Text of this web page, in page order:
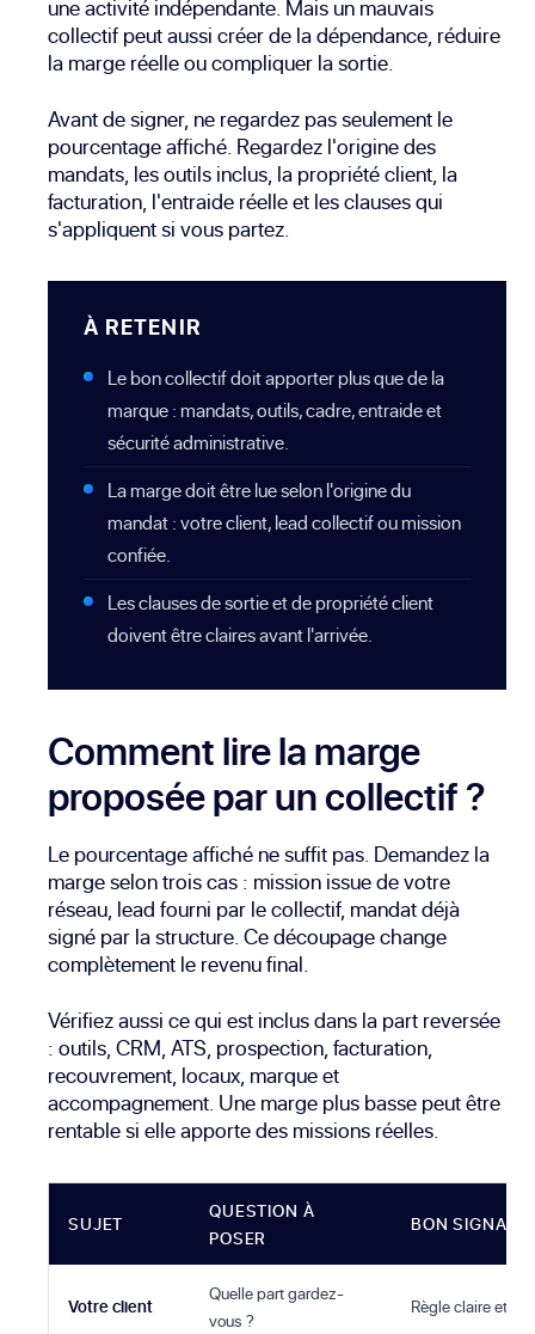
une activité indépendante. Mais un mauvais
collectif peut aussi créer de la dépendance, réduire
la marge réelle ou compliquer la sortie.
Avant de signer, ne regardez pas seulement le
pourcentage affiché. Regardez l'origine des
mandats, les outils inclus, la propriété client, la
facturation, l'entraide réelle et les clauses qui
s'appliquent si vous partez.
À RETENIR
Le bon collectif doit apporter plus que de la
marque : mandats, outils, cadre, entraide et
sécurité administrative.
La marge doit être lue selon l'origine du
mandat : votre client, lead collectif ou mission
confiée.
Les clauses de sortie et de propriété client
doivent être claires avant l'arrivée.
Comment lire la marge
proposée par un collectif ?
Le pourcentage affiché ne suffit pas. Demandez la
marge selon trois cas : mission issue de votre
réseau, lead fourni par le collectif, mandat déjà
signé par la structure. Ce découpage change
complètement le revenu final.
Vérifiez aussi ce qui est inclus dans la part reversée
: outils, CRM, ATS, prospection, facturation,
recouvrement, locaux, marque et
accompagnement. Une marge plus basse peut être
rentable si elle apporte des missions réelles.
SUJET
QUESTION À
POSER
BON SIGNAL
Votre client
Quelle part gardez-
vous ?
Règle claire et